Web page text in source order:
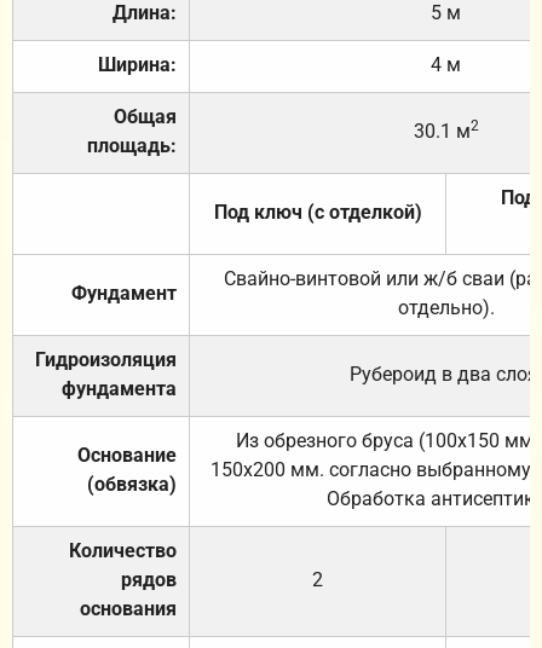
Длина: 5 м
Ширина: 4 м
Общая
площадь:
30.1 м2
Под ключ (с отделкой)
Под
Фундамент
Свайно-винтовой или ж/б сваи
отдельно).
Гидроизоляция
фундамента
Рубероид в два слоя.
Основание
(обвязка)
Из обрезного бруса (100х150
150х200 мм. согласно выбранному
Обработка
Количество
рядов
основания
2